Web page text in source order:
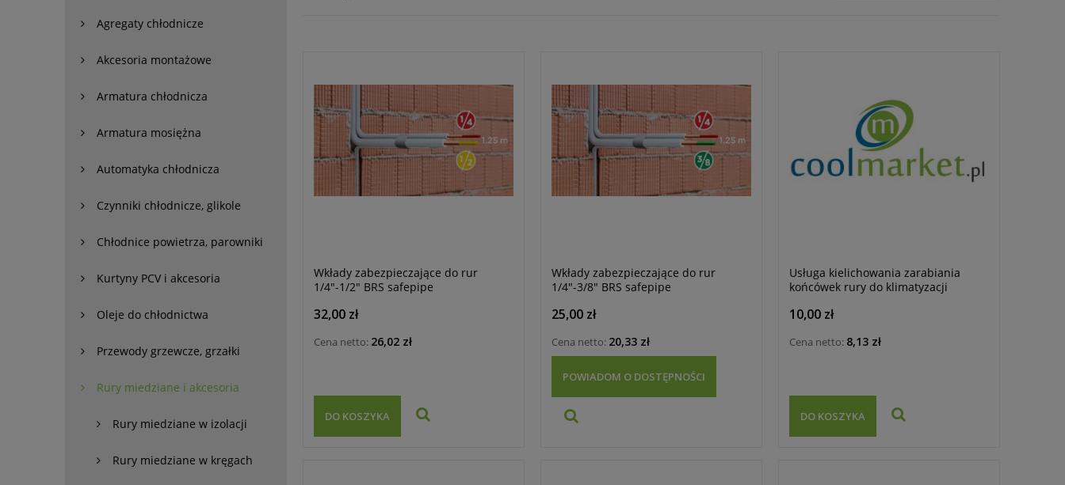
Agregaty chłodnicze
Akcesoria montażowe
Armatura chłodnicza
Armatura mosiężna
Automatyka chłodnicza
Czynniki chłodnicze, glikole
Chłodnice powietrza, parowniki
Kurtyny PCV i akcesoria
Oleje do chłodnictwa
Przewody grzewcze, grzałki
Rury miedziane i akcesoria
Rury miedziane w izolacji
Rury miedziane w kręgach
Wkłady zabezpieczające do rur
1/4"-1/2" BRS safepipe
32,00 zł
Cena netto: 26,02 zł
DO KOSZYKA
Wkłady zabezpieczające do rur
1/4"-3/8" BRS safepipe
25,00 zł
Cena netto: 20,33 zł
POWIADOM O DOSTĘPNOŚCI
Usługa kielichowania zarabiania
końcówek rury do klimatyzacji
10,00 zł
Cena netto: 8,13 zł
DO KOSZYKA